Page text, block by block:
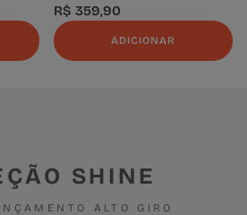
R$ 359,90
ADICIONAR
SHINE
ALTO GIRO